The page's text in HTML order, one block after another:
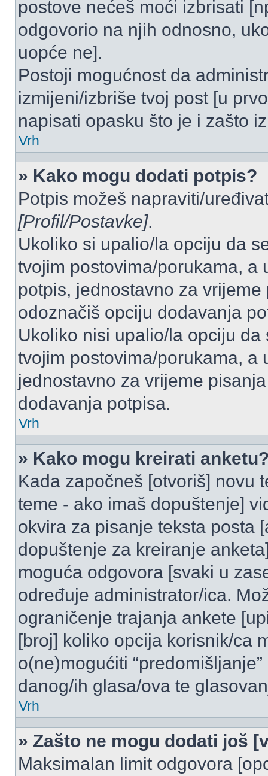
postove nećeš moći izbrisati
odgovorio na njih odnosno,
uopće ne].
Postoji mogućnost da
izmijeni/izbriše tvoj post [u
napisati opasku što je i zašto
Vrh
» Kako mogu dodati potpis?
Potpis možeš napraviti/
[Profil/Postavke].
Ukoliko si upalio/la opciju da
tvojim postovima/porukama, a
potpis, jednostavno za
odoznačiš opciju dodavanja
Ukoliko nisi upalio/la opciju
tvojim postovima/porukama, a
jednostavno za vrijeme
dodavanja potpisa.
Vrh
» Kako mogu kreirati
Kada započneš [otvoriš] novu
teme - ako imaš dopuštenje]
okvira za pisanje teksta posta
dopuštenje za kreiranje
moguća odgovora [svaki u
određuje administrator/ica.
ograničenje trajanja ankete
[broj] koliko opcija korisnik/ca
o(ne)mogućiti
danog/ih glasa/ova te
Vrh
» Zašto ne mogu dodati još
Maksimalan limit odgovora